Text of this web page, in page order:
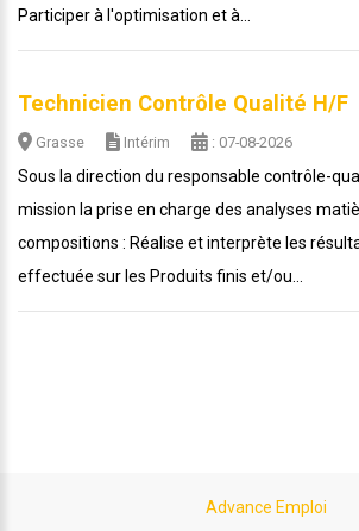
Participer à l'optimisation et à...
Technicien Contrôle Qualité H/F
Grasse Intérim : 07-08-2026
Sous la direction du responsable contrôle-
mission la prise en charge des analyses
compositions : Réalise et interprète les
effectuée sur les Produits finis et/ou...
Advance Emploi